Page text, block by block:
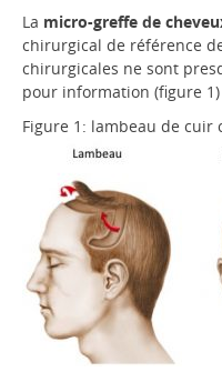
La micro-greffe de
chirurgical de référence
chirurgicales ne sont
pour information (figure 1)
Figure 1: lambeau de